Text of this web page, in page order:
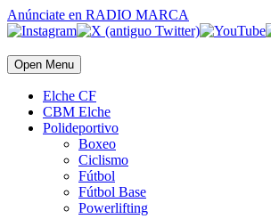
Anúnciate en RADIO MARCA
Open Menu
Elche CF
CBM Elche
Polideportivo
Boxeo
Ciclismo
Fútbol
Fútbol Base
Powerlifting